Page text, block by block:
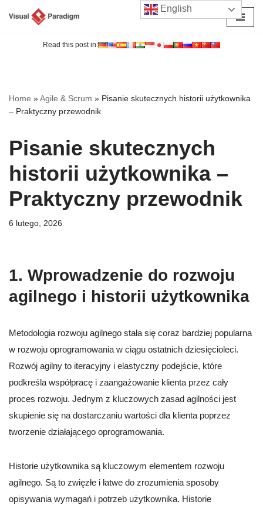
Read this post in:
Home »Agile & Scrum » Pisanie skutecznych historii użytkownika
– Praktyczny przewodnik
Pisanie skutecznych
historii użytkownika –
Praktyczny przewodnik
6 lutego, 2026
1. Wprowadzenie do rozwoju
agilnego i historii użytkownika
Metodologia rozwoju agilnego stała się coraz bardziej popularna
w rozwoju oprogramowania w ciągu ostatnich dziesięcioleci.
Rozwój agilny to iteracyjny i elastyczny podejście, które
podkreśla współpracę i zaangażowanie klienta przez cały
proces rozwoju. Jednym z kluczowych zasad agilności jest
skupienie się na dostarczaniu wartości dla klienta poprzez
tworzenie działającego oprogramowania.
Historie użytkownika są kluczowym elementem rozwoju
agilnego. Są to zwięzłe i łatwe do zrozumienia sposoby
opisywania wymagań i potrzeb użytkownika. Historie
English